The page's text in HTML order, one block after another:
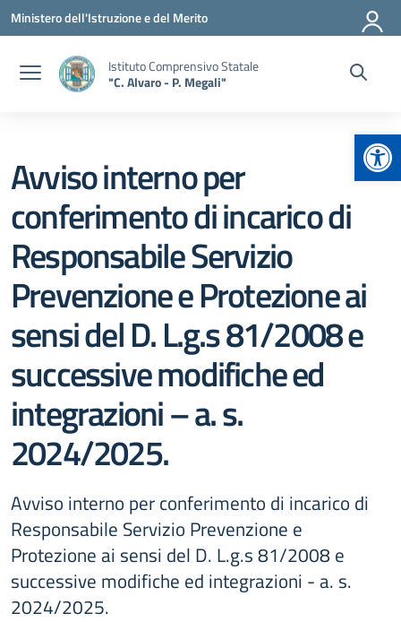
Vai ai contenuti
Vai al menu di navigazione
Vai al footer
Ministero dell'Istruzione e del Merito
Istituto Comprensivo Statale
"C. Alvaro - P. Megali"
Avviso interno per
conferimento di incarico di
Responsabile Servizio
Prevenzione e Protezione ai
sensi del D. L.g.s 81/2008 e
successive modifiche ed
integrazioni – a. s.
2024/2025.
Avviso interno per conferimento di incarico di
Responsabile Servizio Prevenzione e
Protezione ai sensi del D. L.g.s 81/2008 e
successive modifiche ed integrazioni - a. s.
2024/2025.